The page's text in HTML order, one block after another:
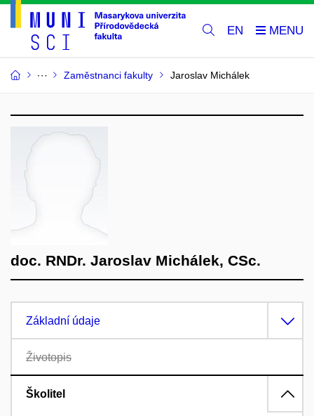
EN
Zaměstnanci fakulty Jaroslav Michálek
doc. RNDr. Jaroslav Michálek, CSc.
Základní údaje
Životopis
Školitel